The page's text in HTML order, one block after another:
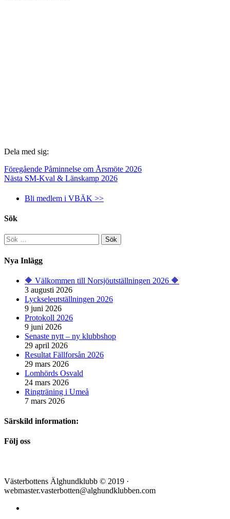
Dela med sig:
Föregående Påminnelse om Årsmöte 2026
Nästa SM-Kval & Länskamp 2026
Bli medlem i VBÄK >>
Sök
Sök
efter:
Nya Inlägg
🔶️ Välkommen till Norsjöutställningen 2026 🔶️
3 augusti 2026
Lyckseleutställningen 2026
9 juni 2026
Protokoll 2026
9 juni 2026
Senaste nytt – ny klubbshop
29 april 2026
Resultat Fällforsån 2026
29 mars 2026
Lomhörds Osvald
24 mars 2026
Ringträning i Umeå
7 mars 2026
Särskild information:
Följ oss
Västerbottens Älghundklubb © 2019 ·
webmaster.vasterbotten@alghundklubben.com